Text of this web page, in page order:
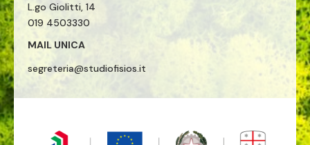
L.go Giolitti, 14
019 4503330
MAIL UNICA
segreteria@studiofisios.it